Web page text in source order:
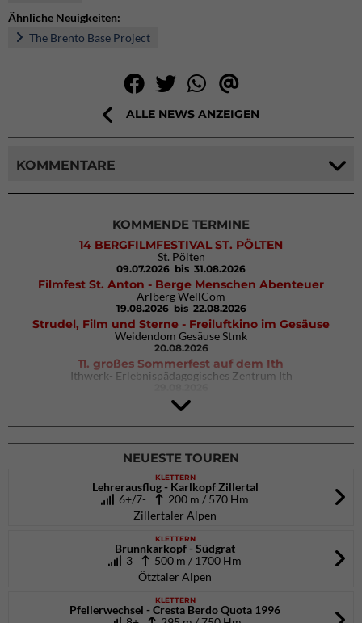
Ähnliche Neuigkeiten:
The Brento Base Project
ALLE NEWS ANZEIGEN
KOMMENTARE
KOMMENDE TERMINE
14 BERGFILMFESTIVAL ST. PÖLTEN
St. Pölten
09.07.2026 bis 31.08.2026
Filmfest St. Anton - Berge Menschen Abenteuer
Arlberg WellCom
19.08.2026 bis 22.08.2026
Strudel, Film und Sterne - Freiluftkino im Gesäuse
Weidendom Gesäuse Stmk
20.08.2026
11. großes Sommerfest auf dem Ith
Ithwerk- Erlebnispädagogisches Zentrum Ith
Rock Master Arco
Arco (IT)
NEUESTE TOUREN
KLETTERN
Lehrerausflug - Karlkopf Zillertal
6+/7-
200 m / 570 Hm
Zillertaler Alpen
KLETTERN
Brunnkarkopf - Südgrat
3
500 m / 1700 Hm
Ötztaler Alpen
KLETTERN
Pfeilerwechsel - Cresta Berdo Quota 1996